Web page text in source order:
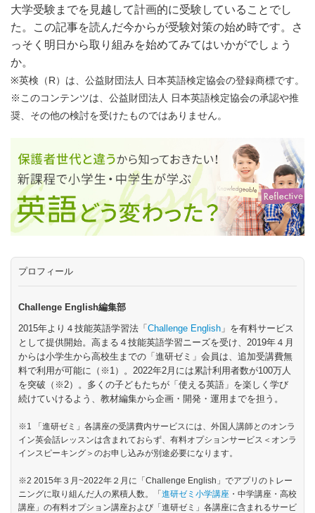
大学受験までを見越して計画的に受験していることでし
た。この記事を読んだ今からが受験対策の始め時です。さ
っそく明日から取り組みを始めてみてはいかがでしょう
か。
※英検（R）は、公益財団法人 日本英語検定協会の登録商標です。
※このコンテンツは、公益財団法人 日本英語検定協会の承認や推
奨、その他の検討を受けたものではありません。
プロフィール
Challenge English編集部
2015年より４技能英語学習法「 Challenge English 」を有料サービス
として提供開始。高まる４技能英語学習ニーズを受け、2019年４月
からは小学生から高校生までの「進研ゼミ」会員は、追加受講費無
料で利用が可能に（※1）。2022年2月には累計利用者数が100万人
を突破（※2）。多くの子どもたちが「使える英語」を楽しく学び
続けていけるよう、教材編集から企画・開発・運用までを担う。
※1 「進研ゼミ」各講座の受講費内サービスには、外国人講師とのオンラ
イン英会話レッスンは含まれておらず、有料オプションサービス＜オンラ
インスピーキング＞のお申し込みが別途必要になります。
※2 2015年３月~2022年２月に「Challenge English」でアプリのトレー
ニングに取り組んだ人の累積人数。「 進研ゼミ小学講座 ・中学講座・高校
講座」の有料オプション講座および「進研ゼミ」各講座に含まれるサービ